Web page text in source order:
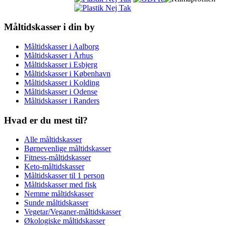
Måltidskasser i din by
Måltidskasser i Aalborg
Måltidskasser i Århus
Måltidskasser i Esbjerg
Måltidskasser i København
Måltidskasser i Kolding
Måltidskasser i Odense
Måltidskasser i Randers
Hvad er du mest til?
Alle måltidskasser
Børnevenlige måltidskasser
Fitness-måltidskasser
Keto-måltidskasser
Måltidskasser til 1 person
Måltidskasser med fisk
Nemme måltidskasser
Sunde måltidskasser
Vegetar/Veganer-måltidskasser
Økologiske måltidskasser